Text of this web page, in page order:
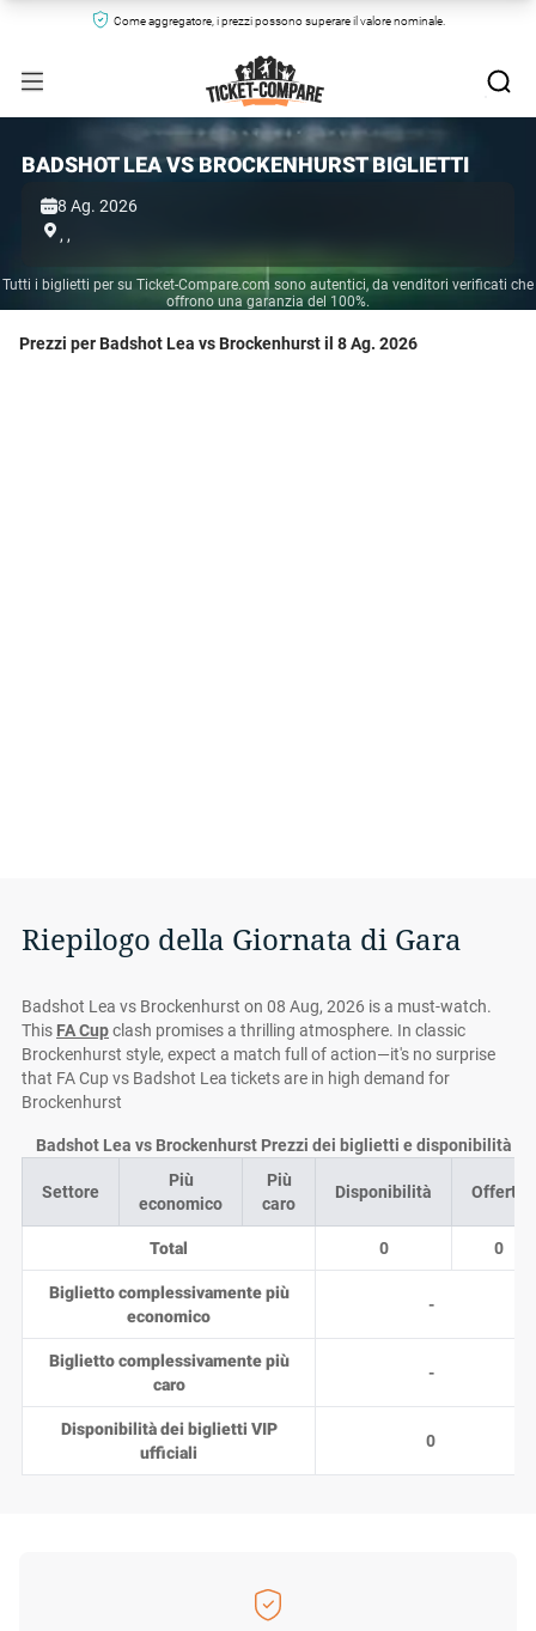
Come aggregatore, i prezzi possono superare il valore nominale.
BADSHOT LEA VS BROCKENHURST BIGLIETTI
8 Ag. 2026
, ,
Tutti i biglietti per su Ticket-Compare.com sono autentici, da venditori verificati che
offrono una garanzia del 100%.
Prezzi per Badshot Lea vs Brockenhurst il 8 Ag. 2026
Riepilogo della Giornata di Gara
Badshot Lea vs Brockenhurst on 08 Aug, 2026 is a must-watch.
This FA Cupclash promises a thrilling atmosphere. In classic
Brockenhurst style, expect a match full of action—it's no surprise
that FA Cup vs Badshot Lea tickets are in high demand for
Brockenhurst
Settore
Più
economico
Più
caro
Disponibilità Offerte
Total 0 0
Biglietto complessivamente più
economico
-
Biglietto complessivamente più
caro
-
Disponibilità dei biglietti VIP
ufficiali
0
Badshot Lea vs Brockenhurst Prezzi dei biglietti e disponibilità su